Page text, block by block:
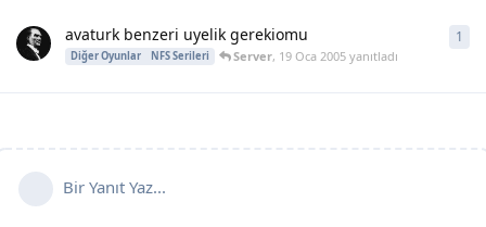
avaturk benzeri uyelik gerekiomu
Diğer Oyunlar NFS Serileri Server, 19 Oca 2005yanıtladı
1
Bir Yanıt Yaz...